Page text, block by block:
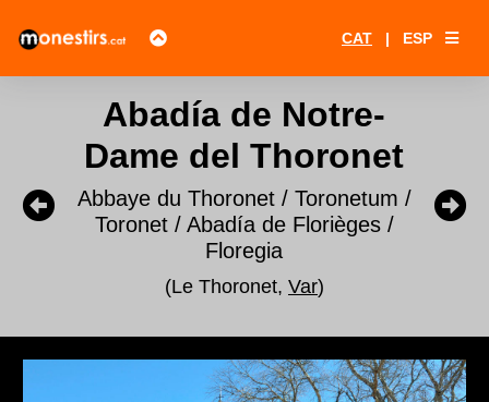
CAT | ESP
Abadía de Notre-
Dame del Thoronet
Abbaye du Thoronet / Toronetum /
Toronet / Abadía de Florièges /
Floregia
(Le Thoronet, Var)